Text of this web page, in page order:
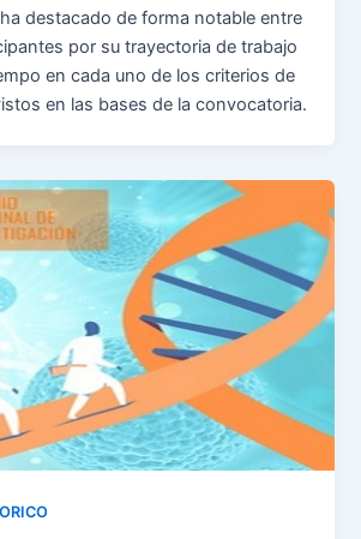
destacado de forma notable entre
por su trayectoria de trabajo
en cada uno de los criterios de
en las bases de la convocatoria.